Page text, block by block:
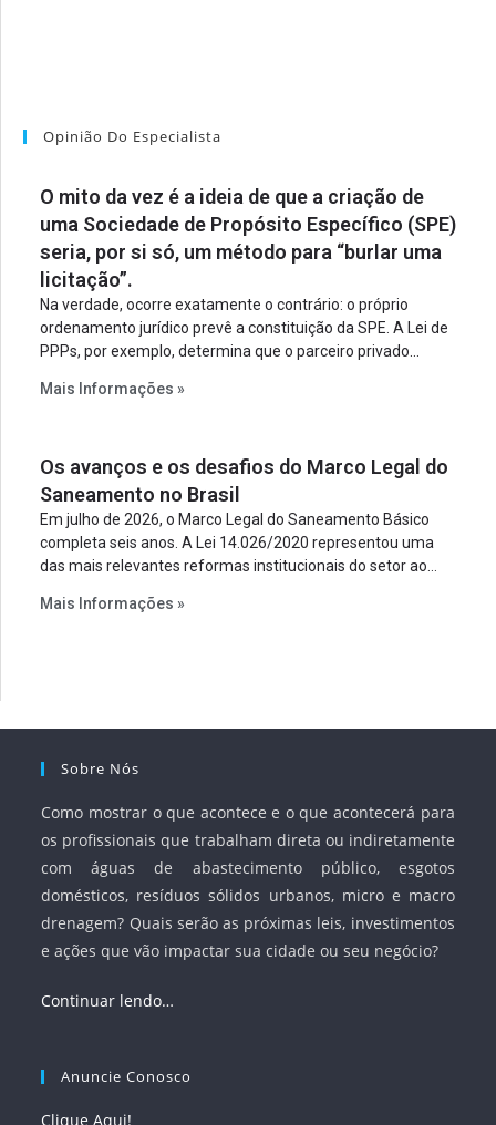
Opinião Do Especialista
O mito da vez é a ideia de que a criação de
uma Sociedade de Propósito Específico (SPE)
seria, por si só, um método para “burlar uma
licitação”.
Na verdade, ocorre exatamente o contrário: o próprio
ordenamento jurídico prevê a constituição da SPE. A Lei de
PPPs, por exemplo, determina que o parceiro privado
empreendimento. Ou seja, a suposta “fraude à licitação” é
projeto a projeto.
Mais Informações »
Os avanços e os desafios do Marco Legal do
Saneamento no Brasil
Em julho de 2026, o Marco Legal do Saneamento Básico
completa seis anos. A Lei 14.026/2020 representou uma
das mais relevantes reformas institucionais do setor ao
serviços, ampliar a participação da iniciativa privada,
Mais Informações »
Sobre Nós
Como mostrar o que acontece e o que acontecerá para
os profissionais que trabalham direta ou indiretamente
com águas de abastecimento público, esgotos
domésticos, resíduos sólidos urbanos, micro e macro
drenagem? Quais serão as próximas leis, investimentos
e ações que vão impactar sua cidade ou seu negócio?
Continuar lendo…
Anuncie Conosco
Clique Aqui!